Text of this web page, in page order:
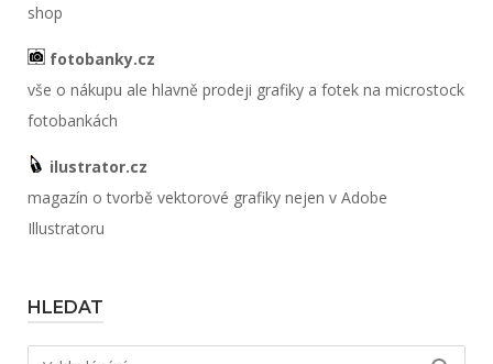
shop
fotobanky.cz
vše o nákupu ale hlavně prodeji grafiky a fotek na microstock
fotobankách
ilustrator.cz
magazín o tvorbě vektorové grafiky nejen v Adobe
Illustratoru
HLEDAT
Hledat: